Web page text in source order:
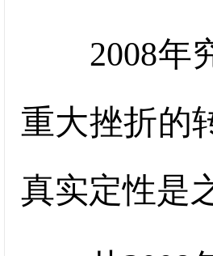
2008年究
重大挫折的
真实定性是